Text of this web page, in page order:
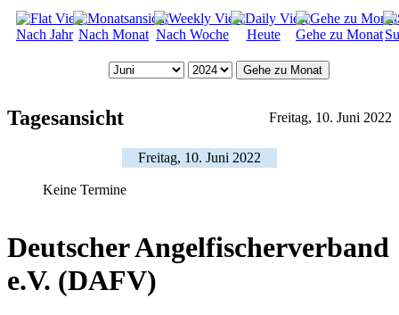
Nach Jahr Nach Monat Nach Woche Heute Gehe zu Monat
Gehe zu Monat
Tagesansicht Freitag, 10. Juni 2022
Freitag, 10. Juni 2022
Keine Termine
Deutscher Angelfischerverband
e.V. (DAFV)